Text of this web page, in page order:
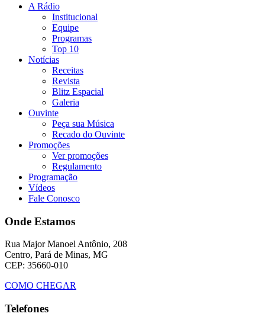
A Rádio
Institucional
Equipe
Programas
Top 10
Notícias
Receitas
Revista
Blitz Espacial
Galeria
Ouvinte
Peça sua Música
Recado do Ouvinte
Promoções
Ver promoções
Regulamento
Programação
Vídeos
Fale Conosco
Onde Estamos
Rua Major Manoel Antônio, 208
Centro, Pará de Minas, MG
CEP: 35660-010
COMO CHEGAR
Telefones